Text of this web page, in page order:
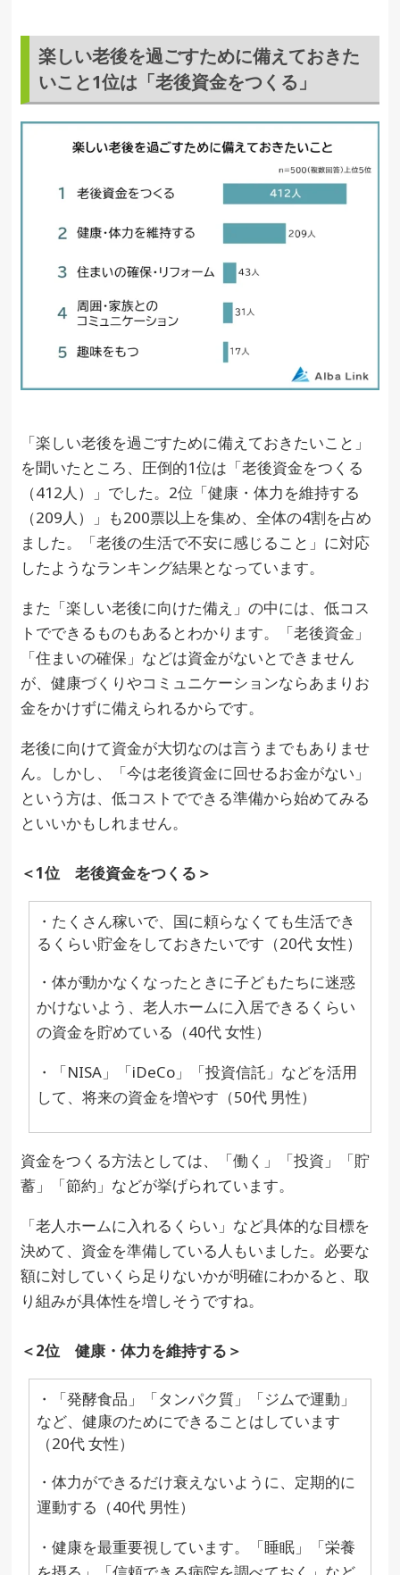
楽しい老後を過ごすために備えておきた
いこと1位は「老後資金をつくる」
「楽しい老後を過ごすために備えておきたいこと」
を聞いたところ、圧倒的1位は「老後資金をつくる
（412人）」でした。2位「健康・体力を維持する
（209人）」も200票以上を集め、全体の4割を占め
ました。「老後の生活で不安に感じること」に対応
したようなランキング結果となっています。
また「楽しい老後に向けた備え」の中には、低コス
トでできるものもあるとわかります。「老後資金」
「住まいの確保」などは資金がないとできません
が、健康づくりやコミュニケーションならあまりお
金をかけずに備えられるからです。
老後に向けて資金が大切なのは言うまでもありませ
ん。しかし、「今は老後資金に回せるお金がない」
という方は、低コストでできる準備から始めてみる
といいかもしれません。
＜1位 老後資金をつくる＞
・たくさん稼いで、国に頼らなくても生活でき
るくらい貯金をしておきたいです（20代 女性）
・体が動かなくなったときに子どもたちに迷惑
かけないよう、老人ホームに入居できるくらい
の資金を貯めている（40代 女性）
・「NISA」「iDeCo」「投資信託」などを活用
して、将来の資金を増やす（50代 男性）
資金をつくる方法としては、「働く」「投資」「貯
蓄」「節約」などが挙げられています。
「老人ホームに入れるくらい」など具体的な目標を
決めて、資金を準備している人もいました。必要な
額に対していくら足りないかが明確にわかると、取
り組みが具体性を増しそうですね。
＜2位 健康・体力を維持する＞
・「発酵食品」「タンパク質」「ジムで運動」
など、健康のためにできることはしています
（20代 女性）
・体力ができるだけ衰えないように、定期的に
運動する（40代 男性）
・健康を最重要視しています。「睡眠」「栄養